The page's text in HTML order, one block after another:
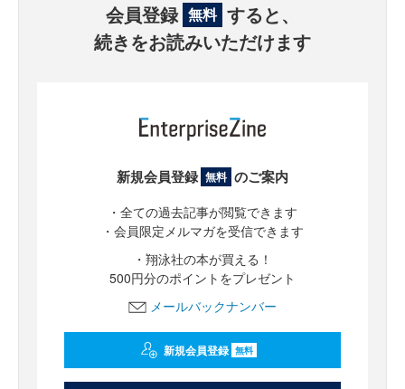
会員登録 無料 すると、
続きをお読みいただけます
新規会員登録 無料 のご案内
・全ての過去記事が閲覧できます
・会員限定メルマガを受信できます
・翔泳社の本が買える！
500円分のポイントをプレゼント
メールバックナンバー
新規会員登録 無料